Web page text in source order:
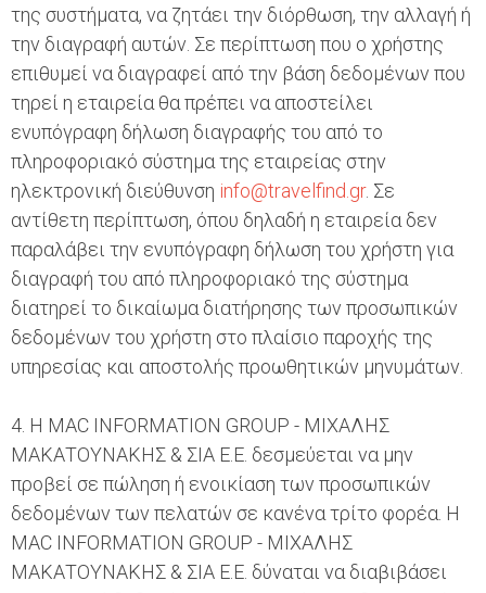
της συστήματα, να ζητάει την διόρθωση, την αλλαγή ή
την διαγραφή αυτών. Σε περίπτωση που ο χρήστης
επιθυμεί να διαγραφεί από την βάση δεδομένων που
τηρεί η εταιρεία θα πρέπει να αποστείλει
ενυπόγραφη δήλωση διαγραφής του από το
πληροφοριακό σύστημα της εταιρείας στην
ηλεκτρονική διεύθυνση info@travelfind.gr. Σε
αντίθετη περίπτωση, όπου δηλαδή η εταιρεία δεν
παραλάβει την ενυπόγραφη δήλωση του χρήστη για
διαγραφή του από πληροφοριακό της σύστημα
διατηρεί το δικαίωμα διατήρησης των προσωπικών
δεδομένων του χρήστη στο πλαίσιο παροχής της
υπηρεσίας και αποστολής προωθητικών μηνυμάτων.
4. Η MAC INFORMATION GROUP - ΜΙΧΑΛΗΣ
ΜΑΚΑΤΟΥΝΑΚΗΣ & ΣΙΑ Ε.Ε. δεσμεύεται να μην
προβεί σε πώληση ή ενοικίαση των προσωπικών
δεδομένων των πελατών σε κανένα τρίτο φορέα. Η
MAC INFORMATION GROUP - ΜΙΧΑΛΗΣ
ΜΑΚΑΤΟΥΝΑΚΗΣ & ΣΙΑ Ε.Ε. δύναται να διαβιβάσει